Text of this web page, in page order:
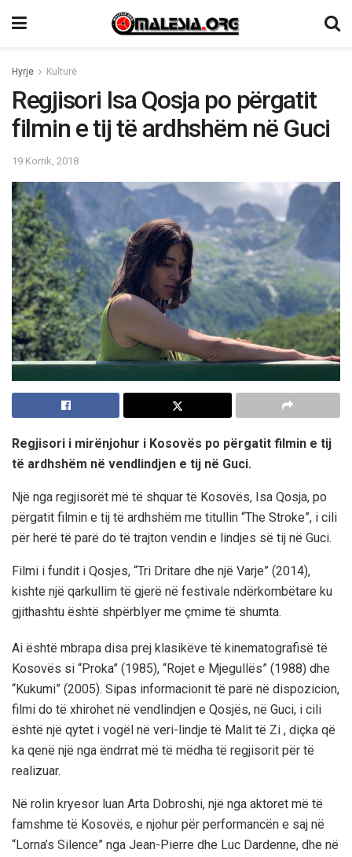
Hyrje Kulturë
Regjisori Isa Qosja po përgatit
filmin e tij të ardhshëm në Guci
19 Korrik, 2018
Regjisori i mirënjohur i Kosovës po përgatit filmin e tij
të ardhshëm në vendlindjen e tij në Guci.
Një nga regjisorët më të shquar të Kosovës, Isa Qosja, po
përgatit filmin e tij të ardhshëm me titullin “The Stroke”, i cili
për herë të parë do të trajton vendin e lindjes së tij në Guci.
Filmi i fundit i Qosjes, “Tri Dritare dhe një Varje” (2014),
kishte një qarkullim të gjerë në festivale ndërkombëtare ku
gjithashtu është shpërblyer me çmime të shumta.
Ai është mbrapa disa prej klasikëve të kinematografisë të
Kosovës si “Proka” (1985), “Rojet e Mjegullës” (1988) dhe
“Kukumi” (2005). Sipas informacionit të parë në dispozicion,
filmi do të xhirohet në vendlindjen e Qosjës, në Guci, i cili
është një qytet i vogël në veri-lindje të Malit të Zi , diçka që
ka qenë një nga ëndrrat më të mëdha të regjisorit për të
realizuar.
Në rolin kryesor luan Arta Dobroshi, një nga aktoret më të
famshme të Kosovës, e njohur për performancën e saj në
“Lorna’s Silence” nga Jean-Pierre dhe Luc Dardenne, dhe në